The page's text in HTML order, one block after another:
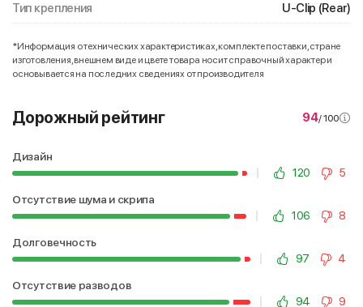
Тип крепления U-Clip (Rear)
*Информация о технических характеристиках, комплекте поставки, стране
изготовления, внешнем виде и цвете товара носит справочный характер и
основывается на последних сведениях от производителя
Дорожный рейтинг 94/ 100
Дизайн
120
5
Отсутствие шума и скрипа
106
8
Долговечность
97
4
Отсутствие разводов
94
9